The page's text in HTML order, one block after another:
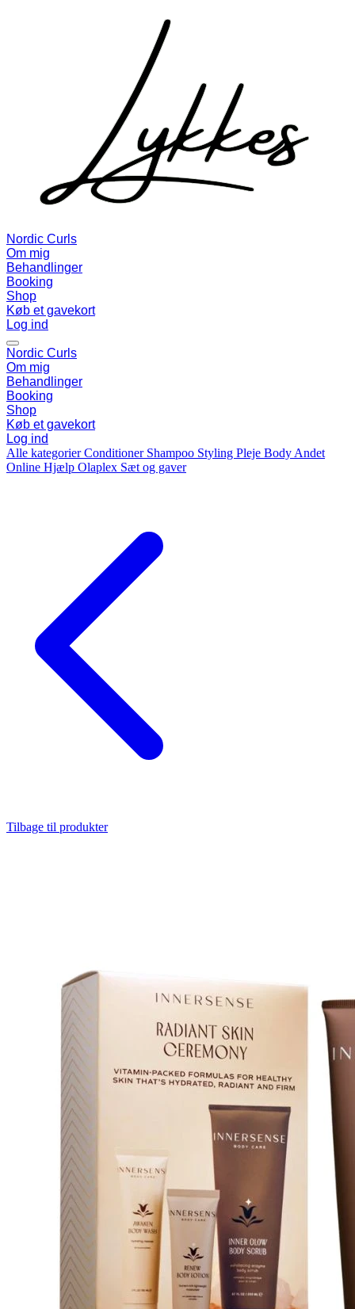
Nordic Curls
Om mig
Behandlinger
Booking
Shop
Køb et gavekort
Log ind
Nordic Curls
Om mig
Behandlinger
Booking
Shop
Køb et gavekort
Log ind
Alle kategorierConditioner Shampoo Styling Pleje Body Andet
Online Hjælp Olaplex Sæt og gaver
Tilbage til produkter